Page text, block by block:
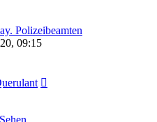
Polizeibeamten
09:15